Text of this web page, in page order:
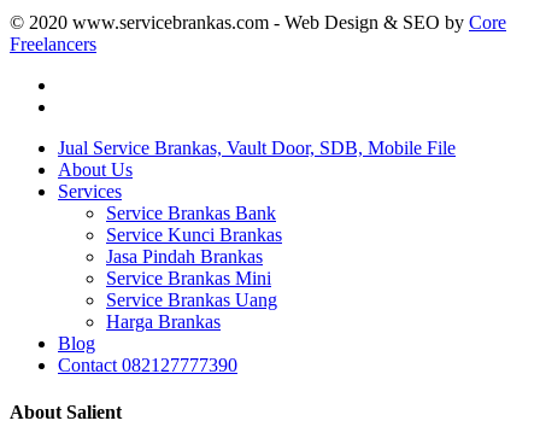
© 2020 www.servicebrankas.com - Web Design & SEO by Core
Freelancers
Close
Menu
Jual Service Brankas, Vault Door, SDB, Mobile File
About Us
Services
Service Brankas Bank
Service Kunci Brankas
Jasa Pindah Brankas
Service Brankas Mini
Service Brankas Uang
Harga Brankas
Blog
Contact 082127777390
About Salient